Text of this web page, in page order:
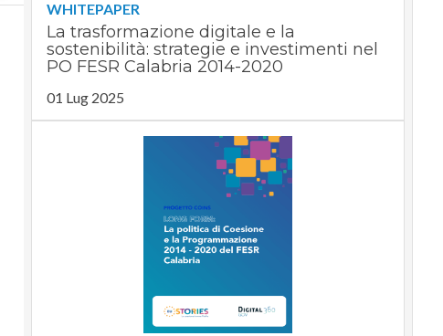
WHITEPAPER
La trasformazione digitale e la
sostenibilità: strategie e investimenti nel
PO FESR Calabria 2014-2020
01 Lug 2025